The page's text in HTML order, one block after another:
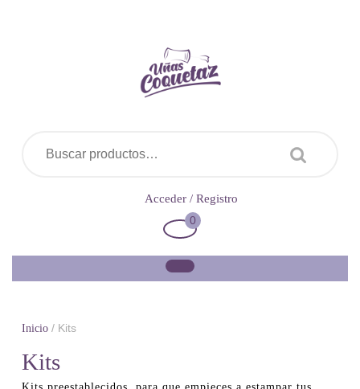
Acceder / Registro
Carrito
0
Inicio / Kits
Kits